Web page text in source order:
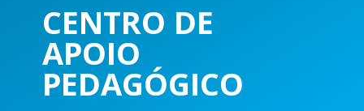
CENTRO DE
APOIO
PEDAGÓGICO